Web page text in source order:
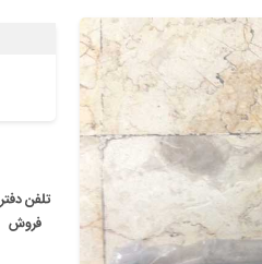
تلفن دفتر
فروش